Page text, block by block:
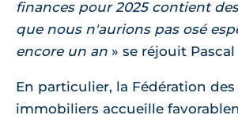
finances pour 2025 contient
que nous n'aurions pas osé
encore un an
se réjouit
En particulier, la Fédération
immobiliers accueille